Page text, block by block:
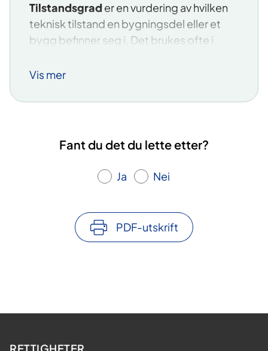
Tilstandsgrader en vurdering av hvilken
teknisk tilstand en bygningsdel eller et
bygg befinner seg i. Det brukes ofte i
verdivurderinger, og er en viktig del av
dokumentasjon.
, som følger:
god stand, og det er ikke behov for
tiltak.
– Mindre eller moderate avvik:
TG 2– Vesentlige avvik: Det er
funksjonssvikt. Tiltak bør planlegges.
Vis mer
Fant du det du lette etter?
Ja Nei
PDF-utskrift
RETTIGHETER